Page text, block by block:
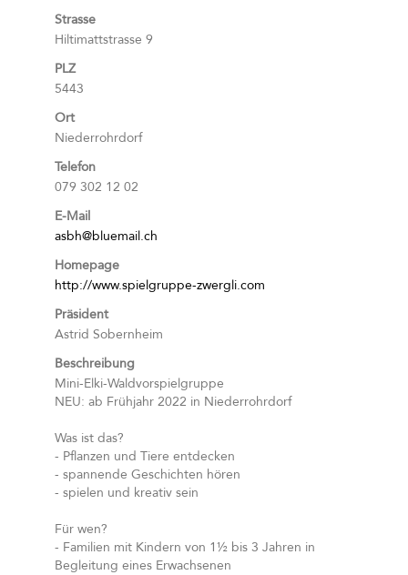
Strasse
Hiltimattstrasse 9
PLZ
5443
Ort
Niederrohrdorf
Telefon
079 302 12 02
E-Mail
asbh@bluemail.ch
Homepage
http://www.spielgruppe-zwergli.com
Präsident
Astrid Sobernheim
Beschreibung
Mini-Elki-Waldvorspielgruppe
NEU: ab Frühjahr 2022 in Niederrohrdorf
Was ist das?
- Pflanzen und Tiere entdecken
- spannende Geschichten hören
- spielen und kreativ sein
Für wen?
- Familien mit Kindern von 1½ bis 3 Jahren in
Begleitung eines Erwachsenen